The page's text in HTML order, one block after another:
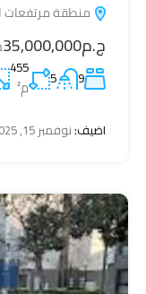
منطقة مرتفعات
ج.م35,000,000
9
5
455
م²
اضيف:نوفمبر 15, 2025